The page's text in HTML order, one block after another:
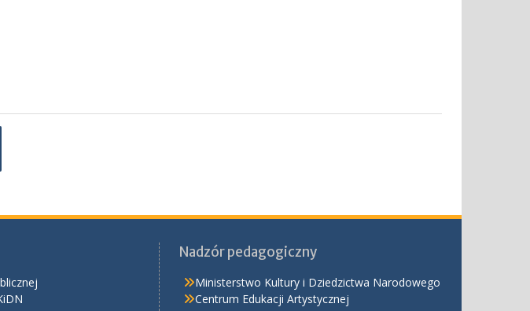
Nadzór pedagogiczny
Ministerstwo Kultury i Dziedzictwa Narodowego
Centrum Edukacji Artystycznej